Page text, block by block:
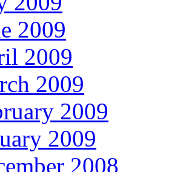
2009
2009
2009
2009
2009
2008